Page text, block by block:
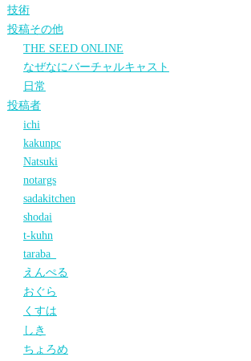
技術
投稿その他
THE SEED ONLINE
なぜなにバーチャルキャスト
日常
投稿者
ichi
kakunpc
Natsuki
notargs
sadakitchen
shodai
t-kuhn
taraba_
えんぺる
おぐら
くすは
しき
ちょろめ